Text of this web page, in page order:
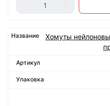
Хомуты